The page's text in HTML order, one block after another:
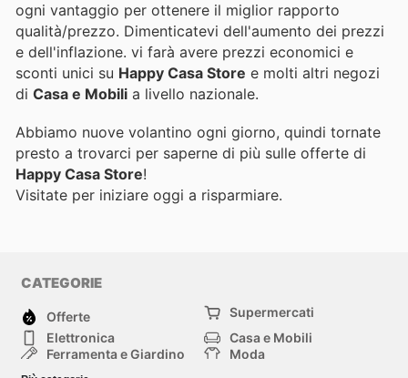
ogni vantaggio per ottenere il miglior rapporto
qualità/prezzo. Dimenticatevi dell'aumento dei prezzi
e dell'inflazione. vi farà avere prezzi economici e
sconti unici su Happy Casa Store e molti altri negozi
di Casa e Mobili a livello nazionale.
Abbiamo nuove volantino ogni giorno, quindi tornate
presto a trovarci per saperne di più sulle offerte di
Happy Casa Store!
Visitate per iniziare oggi a risparmiare.
CATEGORIE
Offerte
Supermercati
Elettronica
Casa e Mobili
Ferramenta e Giardino
Moda